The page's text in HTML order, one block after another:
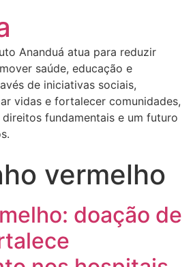
Ananduá atua para reduzir
saúde, educação e
de iniciativas sociais,
vidas e fortalecer comunidades,
fundamentais e um futuro
vermelho
doação de